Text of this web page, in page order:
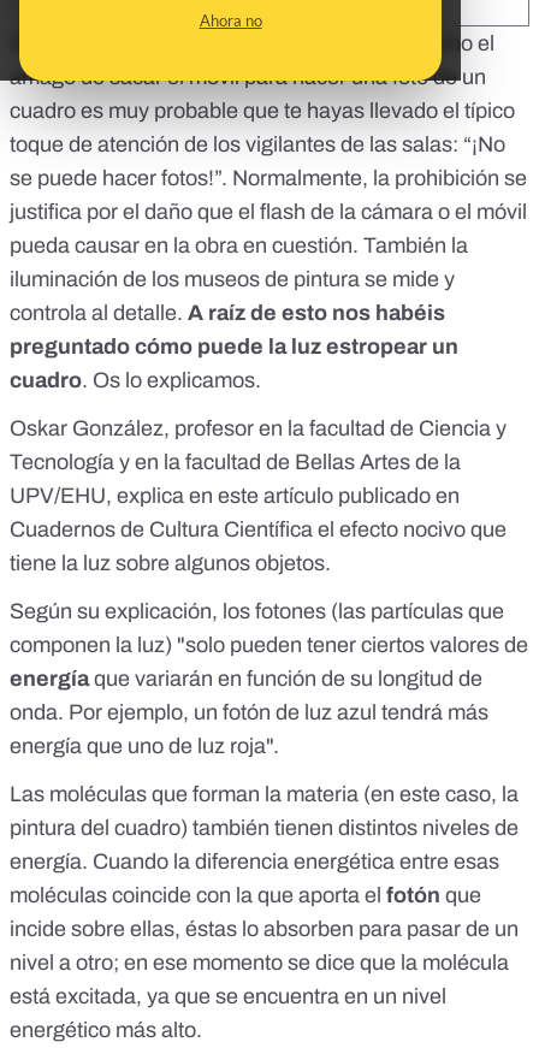
Ahora no
Si alguna vez has visitado un museo y has hecho el
amago de sacar el móvil para hacer una foto de un
cuadro es muy probable que te hayas llevado el típico
toque de atención de los vigilantes de las salas: “¡No
se puede hacer fotos!”. Normalmente, la prohibición se
justifica por el daño que el flash de la cámara o el móvil
pueda causar en la obra en cuestión. También la
iluminación de los museos de pintura se mide y
controla al detalle. A raíz de esto nos habéis
preguntado cómo puede la luz estropear un
cuadro. Os lo explicamos.
Oskar González, profesor en la facultad de Ciencia y
Tecnología y en la facultad de Bellas Artes de la
UPV/EHU, explica en este artículo publicado en
Cuadernos de Cultura Científica el efecto nocivo que
tiene la luz sobre algunos objetos.
Según su explicación, los fotones (las partículas que
componen la luz) "solo pueden tener ciertos valores de
energíaque variarán en función de su longitud de
onda. Por ejemplo, un fotón de luz azul tendrá más
energía que uno de luz roja".
Las moléculas que forman la materia (en este caso, la
pintura del cuadro) también tienen distintos niveles de
energía. Cuando la diferencia energética entre esas
moléculas coincide con la que aporta el fotón que
incide sobre ellas, éstas lo absorben para pasar de un
nivel a otro; en ese momento se dice que la molécula
está excitada, ya que se encuentra en un nivel
energético más alto.